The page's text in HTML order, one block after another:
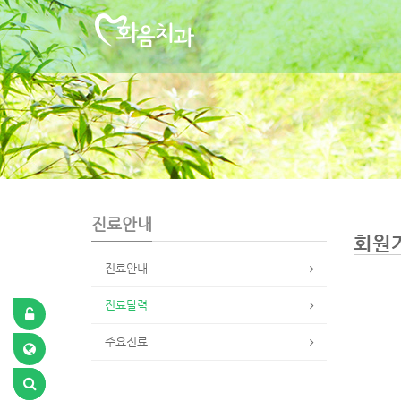
S
u
b
P
r
o
m
o
t
i
진료안내
진료안내
진료달력
주요진료
회원